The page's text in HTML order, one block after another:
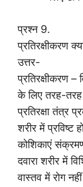
प्रश्न 9.
प्रतिरक्षीकरण
उत्तर-
प्रतिरक्षीकरण
के लिए तरह-
प्रतिरक्षा तंत्र
शरीर में प्रविष्ट
कोशिकाएं
दवारा शरीर में
वास्तव में रोग